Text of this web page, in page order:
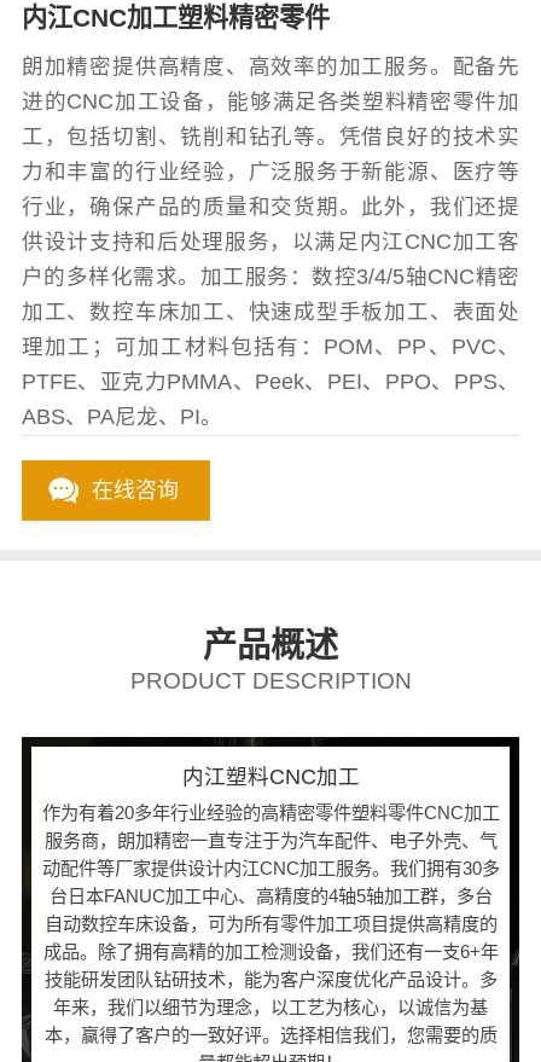
内江CNC加工塑料精密零件
朗加精密提供高精度、高效率的加工服务。配备先
进的CNC加工设备，能够满足各类塑料精密零件加
工，包括切割、铣削和钻孔等。凭借良好的技术实
力和丰富的行业经验，广泛服务于新能源、医疗等
行业，确保产品的质量和交货期。此外，我们还提
供设计支持和后处理服务，以满足内江CNC加工客
户的多样化需求。加工服务：数控3/4/5轴CNC精密
加工、数控车床加工、快速成型手板加工、表面处
理加工；可加工材料包括有：POM、PP、PVC、
PTFE、亚克力PMMA、Peek、PEI、PPO、PPS、
ABS、PA尼龙、PI。
在线咨询
产品概述
PRODUCT DESCRIPTION
内江塑料CNC加工
作为有着20多年行业经验的高精密零件塑料零件CNC加工
服务商，朗加精密一直专注于为汽车配件、电子外壳、气
动配件等厂家提供设计内江CNC加工服务。我们拥有30多
台日本FANUC加工中心、高精度的4轴5轴加工群，多台
自动数控车床设备，可为所有零件加工项目提供高精度的
成品。除了拥有高精的加工检测设备，我们还有一支6+年
技能研发团队钻研技术，能为客户深度优化产品设计。多
年来，我们以细节为理念，以工艺为核心，以诚信为基
本，赢得了客户的一致好评。选择相信我们，您需要的质